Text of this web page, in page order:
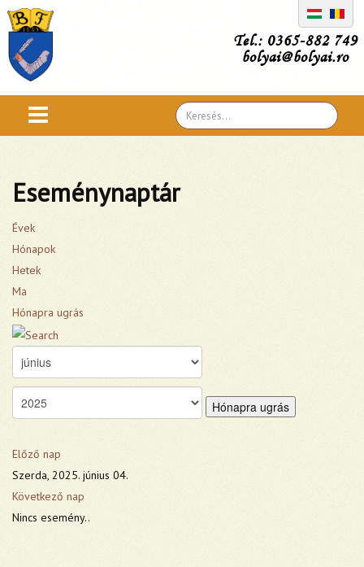
Tel.: 0365-882 749
bolyai@bolyai.ro
Search
...
Eseménynaptár
Évek
Hónapok
Hetek
Ma
Hónapra ugrás
Hónapra ugrás
Előző nap
Szerda, 2025. június 04.
Következő nap
Nincs esemény..